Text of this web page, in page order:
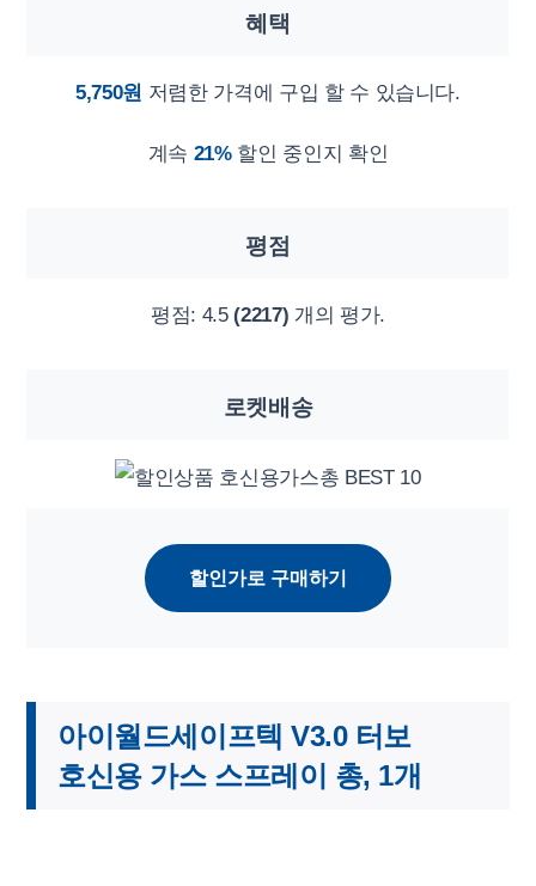
혜택
5,750원 저렴한 가격에 구입 할 수 있습니다.
계속 21%할인 중인지 확인
평점
평점: 4.5 (2217) 개의 평가.
로켓배송
할인가로 구매하기
아이월드세이프텍 V3.0 터보
호신용 가스 스프레이 총, 1개